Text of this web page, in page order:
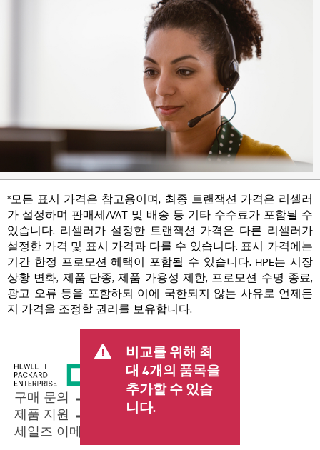
*모든 표시 가격은 참고용이며, 최종 트랜잭션 가격은 리셀러
가 설정하며 판매세/VAT 및 배송 등 기타 수수료가 포함될 수
있습니다. 리셀러가 설정한 트랜잭션 가격은 다른 리셀러가
설정한 가격 및 표시 가격과 다를 수 있습니다. 표시 가격에는
기간 한정 프로모션 혜택이 포함될 수 있습니다. HPE는 시장
상황 변화, 제품 단종, 제품 가용성 제한, 프로모션 수명 종료,
광고 오류 등을 포함하되 이에 국한되지 않는 사유로 언제든
지 가격을 조정할 권리를 보유합니다.
비교를 위해 최
대 4개의 품목을
추가할 수 있습
니다.
구매 문의
제품 지원
세일즈 이메일 보내기